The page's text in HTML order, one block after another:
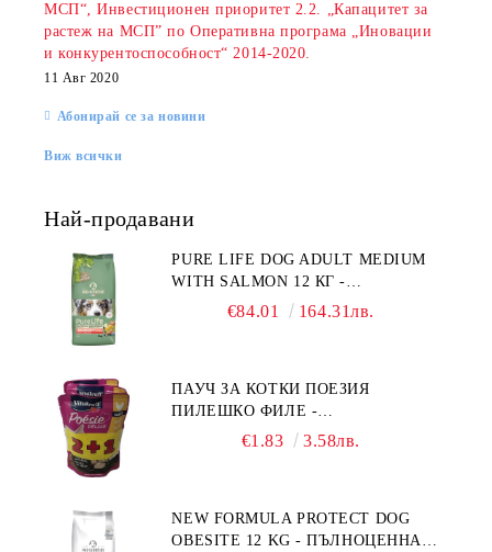
МСП“, Инвестиционен приоритет 2.2. „Капацитет за
растеж на МСП” по Оперативна програма „Иновации
и конкурентоспособност“ 2014-2020.
11 Авг 2020
Абонирай се за новини
Виж всички
Най-продавани
PURE LIFE DOG ADULT MEDIUM
WITH SALMON 12 КГ -
ПЪЛНОЦЕННА ХРАНА ЗА
БЕЗ ЗЪРНО, БЕЗ ГЛУТЕН.
ПРОИЗВЕДЕНА ВЪВ ФРАНЦИЯ.
€84.01 164.31лв.
ПАУЧ ЗА КОТКИ ПОЕЗИЯ
ПИЛЕШКО ФИЛЕ -
ПРОМОКОМПЛЕКТ 3 БР.
€1.83 3.58лв.
NEW FORMULA PROTECT DOG
OBESITE 12 KG - ПЪЛНОЦЕННА